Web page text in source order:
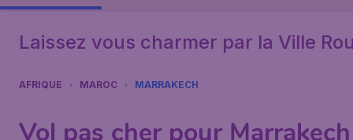
Laissez vous charmer par la Ville
AFRIQUE MAROC MARRAKECH
Vol pas cher pour Marrakech